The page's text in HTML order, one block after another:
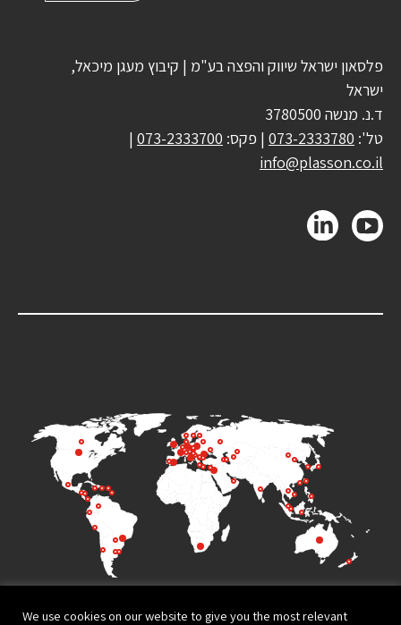
פלסאון ישראל שיווק והפצה בע"מ | קיבוץ מעגן מיכאל,
ישראל
ד.נ. מנשה 3780500
טל': 073-2333780 | פקס: 073-2333700
|
info@plasson.co.il
We use cookies on our website to give you the most relevant